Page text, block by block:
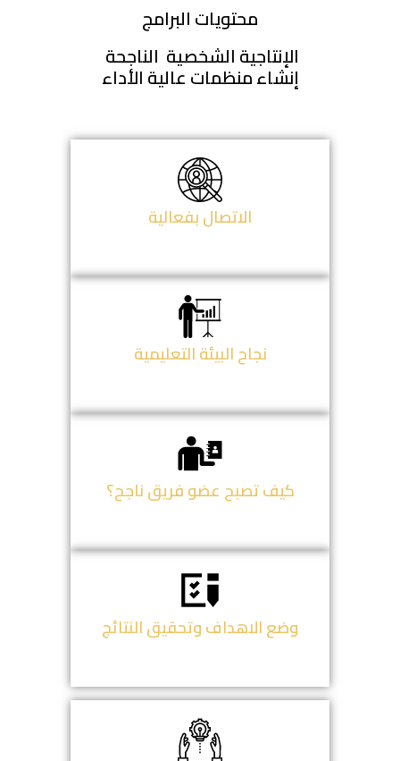
محتويات البرامج
الإنتاجية الشخصية  الناجحة
إنشاء منظمات عالية الأداء
الاتصال بفعالية
نجاح البيئة التعليمية
كيف تصبح عضو فريق ناجح؟
وضع الاهداف وتحقيق النتائج